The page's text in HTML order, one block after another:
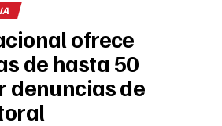
ofrece
de hasta 50
denuncias de